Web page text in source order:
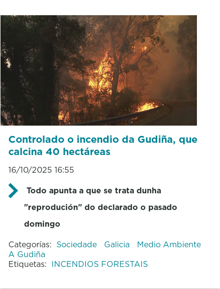
Controlado o incendio da Gudiña, que
calcina 40 hectáreas
16/10/2025 16:55
Todo apunta a que se trata dunha
"reprodución" do declarado o pasado
domingo
Categorías: Sociedade Galicia
Medio Ambiente
A Gudiña
Etiquetas: INCENDIOS FORESTAIS